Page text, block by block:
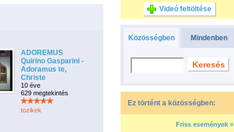
ADOREMUS
Quirino Gasparini -
Adoramus te,
Christe
10 éve
629 megtekintés
tozikek
Videó feltöltése
Közösségben Mindenben
Ez történt a közösségben:
Friss események »